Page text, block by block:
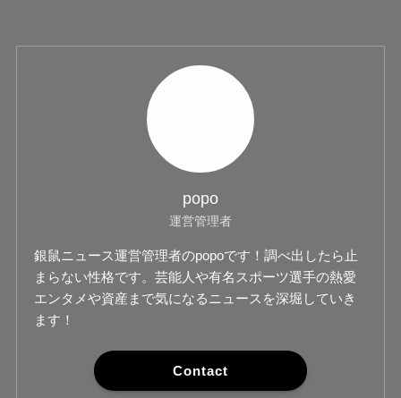
popo
運営管理者
銀鼠ニュース運営管理者のpopoです！調べ出したら止
まらない性格です。芸能人や有名スポーツ選手の熱愛
エンタメや資産まで気になるニュースを深堀していき
ます！
Contact